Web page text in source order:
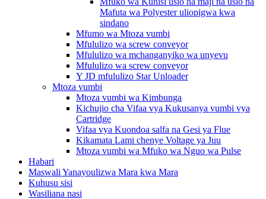
Mafuta wa Polyester uliopigwa kwa
sindano
Mfumo wa Mtoza vumbi
Mfululizo wa screw conveyor
Mfululizo wa mchanganyiko wa unyevu
Mfululizo wa screw conveyor
Y JD mfululizo Star Unloader
Mtoza vumbi
Mtoza vumbi wa Kimbunga
Kichujio cha Vifaa vya Kukusanya vumbi vya
Cartridge
Vifaa vya Kuondoa salfa na Gesi ya Flue
Kikamata Lami chenye Voltage ya Juu
Mtoza vumbi wa Mfuko wa Nguo wa Pulse
Habari
Maswali Yanayoulizwa Mara kwa Mara
Kuhusu sisi
Wasiliana nasi